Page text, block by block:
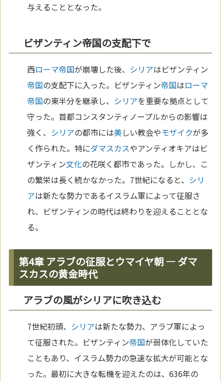
与えることとなった。
ビザンティン帝国の支配下で
西ローマ帝国が崩壊した後、 シリアはビザンティン
帝国の支配下に入った。ビザンティン帝国はローマ
帝国の東半分を継承し、 シリアを重要な拠点として
守った。首都コンスタンティノープルからの影響は
強く、 シリアの都市には美しい教会やモザイクが多
く作られた。特にダマスカスやアンティオキアはビ
ザンティン文化の花咲く都市であった。しかし、こ
の繁栄は長く続かなかった。7世紀になると、 シリ
アは新たな勢力であるイスラム軍によって征服さ
れ、ビザンティンの時代は終わりを迎えることとな
る。
第4章 アラブの征服とウマイヤ朝 ― ダマ
スカスの黄金時代
アラブの風がシリアに吹き込む
7世紀初頭、 シリアは新たな勢力、アラブ軍によっ
て征服された。ビザンティン帝国が弱体化していた
こともあり、イスラム勢力の急速な拡大が可能とな
った。最初に大きな転機を迎えたのは、636年の